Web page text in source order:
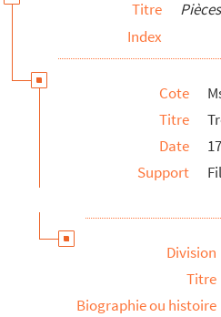
Titre
Index
Cote
Titre
Date
Support
Division
Titre
Biographie ou histoire